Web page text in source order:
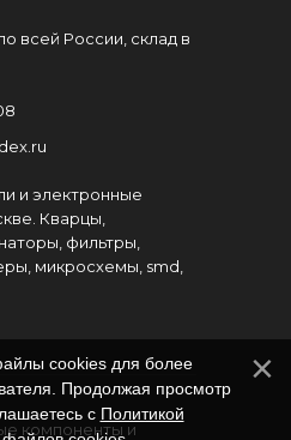
всей России, склад в
и электронные
Кварцы,
фильтры,
микросхемы, smd,
компоненты и
cookies для более
Продолжая просмотр
с Политикой